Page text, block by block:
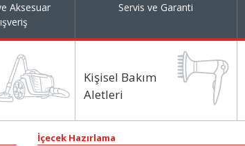
Aksesuar
Servis ve Garanti
Kişisel Bakım
Aletleri
İçecek Hazırlama